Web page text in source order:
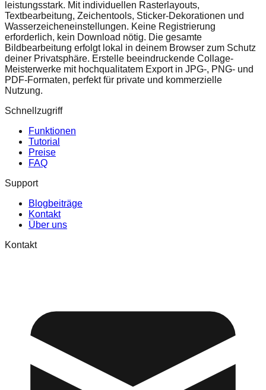
leistungsstark. Mit individuellen Rasterlayouts,
Textbearbeitung, Zeichentools, Sticker-Dekorationen und
Wasserzeicheneinstellungen. Keine Registrierung
erforderlich, kein Download nötig. Die gesamte
Bildbearbeitung erfolgt lokal in deinem Browser zum Schutz
deiner Privatsphäre. Erstelle beeindruckende Collage-
Meisterwerke mit hochqualitatem Export in JPG-, PNG- und
PDF-Formaten, perfekt für private und kommerzielle
Nutzung.
Schnellzugriff
Funktionen
Tutorial
Preise
FAQ
Support
Blogbeiträge
Kontakt
Über uns
Kontakt